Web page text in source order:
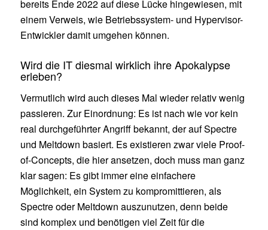
bereits Ende 2022 auf diese Lücke hingewiesen, mit
einem Verweis, wie Betriebssystem- und Hypervisor-
Entwickler damit umgehen können.
Wird die IT diesmal wirklich ihre Apokalypse
erleben?
Vermutlich wird auch dieses Mal wieder relativ wenig
passieren. Zur Einordnung: Es ist nach wie vor kein
real durchgeführter Angriff bekannt, der auf Spectre
und Meltdown basiert. Es existieren zwar viele Proof-
of-Concepts, die hier ansetzen, doch muss man ganz
klar sagen: Es gibt immer eine einfachere
Möglichkeit, ein System zu kompromittieren, als
Spectre oder Meltdown auszunutzen, denn beide
sind komplex und benötigen viel Zeit für die